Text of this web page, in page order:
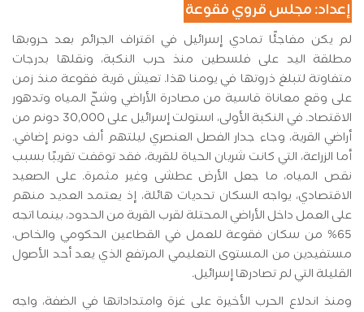
إعداد: مجلس قروي فقوعة
لم يكن مفاجئًا تمادي إسرائيل في اقتراف الجرائم بعد حروبها
مطلقة اليد على فلسطين منذ حرب النكبة، ونقلها بدرجات
متفاوتة لتبلغ ذروتها في يومنا هذا. تعيش قرية فقوعة منذ زمن
على وقع معاناة قاسية من مصادرة الأراضي وشحّ المياه وتدهور
الاقتصاد. في النكبة الأولى، استولت إسرائيل على 30,000 دونم من
أراضي القرية، وجاء جدار الفصل العنصري ليلتهم ألف دونم إضافي.
أما الزراعة، التي كانت شريان الحياة للقرية، فقد توقفت تقريبًا بسبب
نقص المياه، ما جعل الأرض عطشى وغير مثمرة. على الصعيد
الاقتصادي، يواجه السكان تحديات هائلة، إذ يعتمد العديد منهم
على العمل داخل الأراضي المحتلة لقرب القرية من الحدود، بينما اتجه
65% من سكان فقوعة للعمل في القطاعين الحكومي والخاص،
مستفيدين من المستوى التعليمي المرتفع الذي يعد أحد الأصول
القليلة التي لم تصادرها إسرائيل.
ومنذ اندلاع الحرب الأخيرة على غزة وامتداداتها في الضفة، واجه